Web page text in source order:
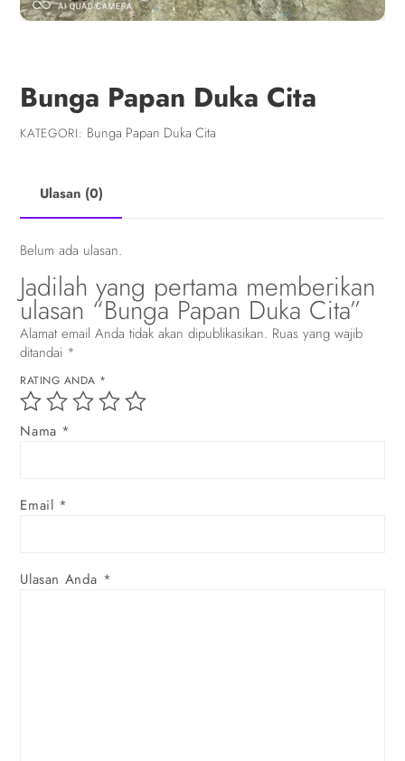
Bunga Papan Duka Cita
KATEGORI: Bunga Papan Duka Cita
Ulasan (0)
Belum ada ulasan.
Jadilah yang pertama memberikan
ulasan “Bunga Papan Duka Cita”
Alamat email Anda tidak akan dipublikasikan. Ruas yang wajib
ditandai *
RATING ANDA *
Ulasan Anda *
Nama *
Email *